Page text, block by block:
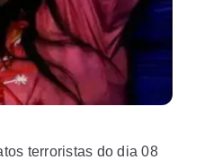
terroristas do dia 08